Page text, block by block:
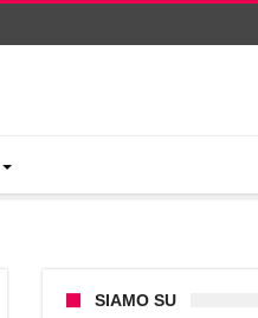
SIAMO SU